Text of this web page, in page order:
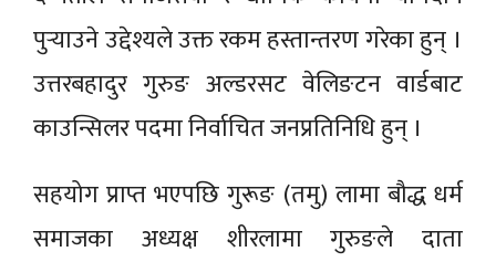
पुर्‍याउने उद्देश्यले उक्त रकम हस्तान्तरण गरेका हुन् ।
उत्तरबहादुर गुरुङ अल्डरसट वेलिङटन वार्डबाट
काउन्सिलर पदमा निर्वाचित जनप्रतिनिधि हुन् ।
सहयोग प्राप्त भएपछि गुरूङ (तमु) लामा बौद्ध धर्म
समाजका अध्यक्ष शीरलामा गुरुङले दाता